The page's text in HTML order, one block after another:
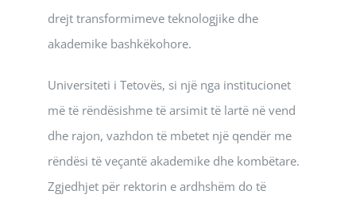
drejt transformimeve teknologjike dhe
akademike bashkëkohore.
Universiteti i Tetovës, si një nga institucionet
më të rëndësishme të arsimit të lartë në vend
dhe rajon, vazhdon të mbetet një qendër me
rëndësi të veçantë akademike dhe kombëtare.
Zgjedhjet për rektorin e ardhshëm do të